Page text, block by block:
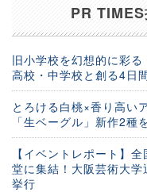
PR
旧小学校を幻想的に彩
高校・中学校と創る4日
とろける白桃×香り高い
「生ベーグル」新作2種
【イベントレポート】
堂に集結！大阪芸術大
挙行